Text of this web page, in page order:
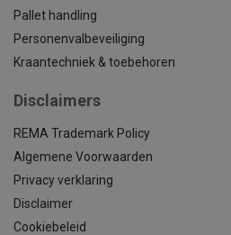
Pallet handling
Personenvalbeveiliging
Kraantechniek & toebehoren
Disclaimers
REMA Trademark Policy
Algemene Voorwaarden
Privacy verklaring
Disclaimer
Cookiebeleid